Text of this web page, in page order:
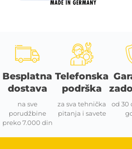
Besplatna
dostava
na sve
porudžbine
preko 7.000 din
Telefonska
podrška
za sva tehnička
pitanja i savete
od 30